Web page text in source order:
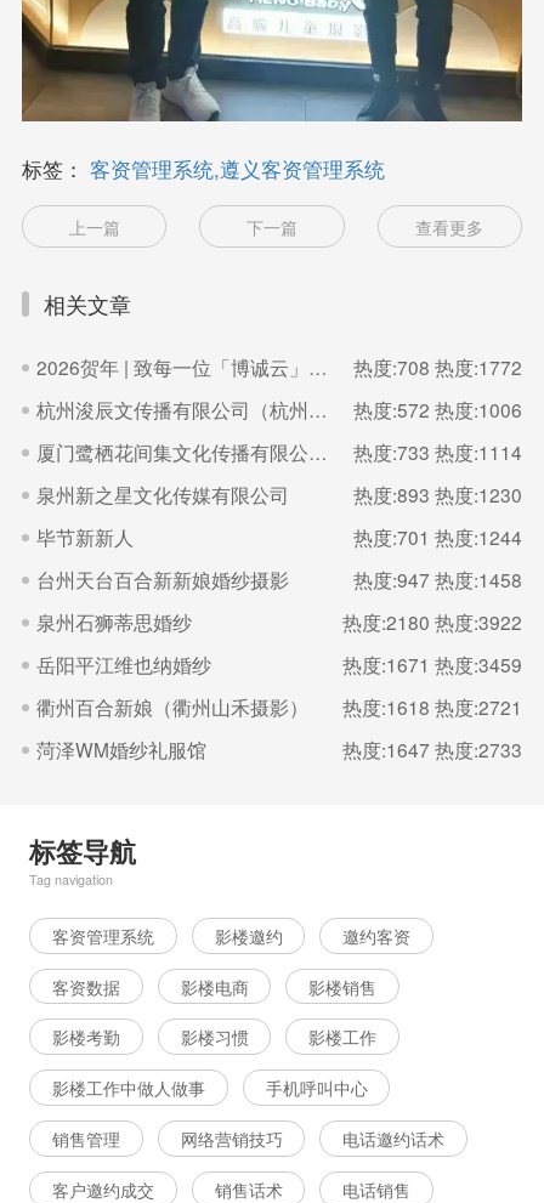
标签： 客资管理系统,遵义客资管理系统
上一篇 下一篇 查看更多
相关文章
2026贺年 | 致每一位「博诚云」的家人 热度:708 热度:1772
杭州浚辰文传播有限公司（杭州无界影像空间）
热度:572 热度:1006
厦门鹭栖花间集文化传播有限公司（福建厦门良辰集摄影）
热度:733 热度:1114
泉州新之星文化传媒有限公司
热度:893 热度:1230
毕节新新人
热度:701 热度:1244
台州天台百合新新娘婚纱摄影
热度:947 热度:1458
泉州石狮蒂思婚纱
热度:2180 热度:3922
岳阳平江维也纳婚纱
热度:1671 热度:3459
衢州百合新娘（衢州山禾摄影）
热度:1618 热度:2721
菏泽WM婚纱礼服馆
热度:1647 热度:2733
标签导航
Tag navigation
客资管理系统 影楼邀约 邀约客资
客资数据 影楼电商 影楼销售
影楼考勤 影楼习惯 影楼工作
影楼工作中做人做事 手机呼叫中心
销售管理 网络营销技巧 电话邀约话术
客户邀约成交 销售话术 电话销售